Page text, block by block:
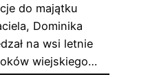
do majątku
Dominika
na wsi letnie
wiejskiego…